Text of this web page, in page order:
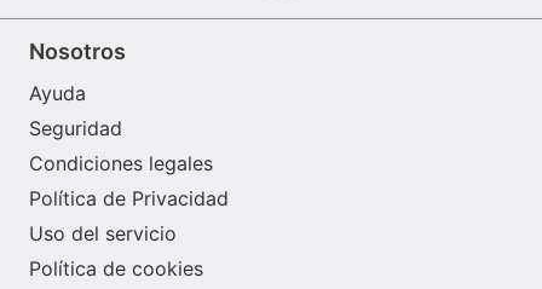
Nosotros
Ayuda
Seguridad
Condiciones legales
Política de Privacidad
Uso del servicio
Política de cookies